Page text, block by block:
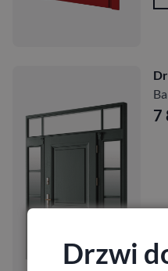
7
Drzwi